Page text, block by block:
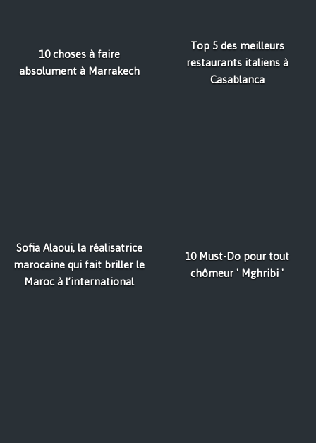
10 choses à faire
absolument à Marrakech
Top 5 des meilleurs
restaurants italiens à
Casablanca
Sofia Alaoui, la réalisatrice
marocaine qui fait briller le
Maroc à l’international
10 Must-Do pour tout
chômeur ' Mghribi '